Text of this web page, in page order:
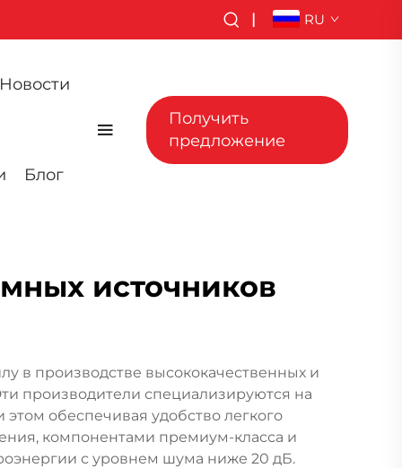
| RU
Новости
Блог
Получить
предложение
источников
в производстве высококачественных и
производители специализируются на
обеспечивая удобство легкого
компонентами премиум-класса и
с уровнем шума ниже 20 дБ.